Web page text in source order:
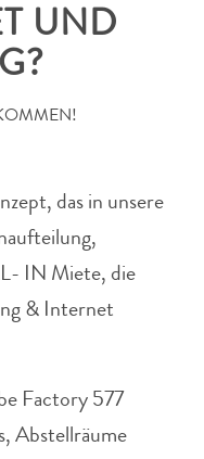
UND
das in unsere
IN Miete, die
& Internet
Factory 577
Abstellräume